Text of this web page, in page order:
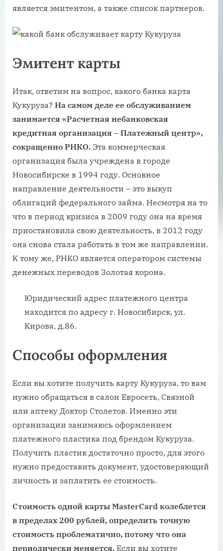
является эмитентом, а также список партнеров.
Эмитент карты
Итак, ответим на вопрос, какого банка карта
Кукуруза? На самом деле ее обслуживанием
занимается «Расчетная небанковская
кредитная организация – Платежный центр»,
сокращенно РНКО. Эта коммерческая
организация была учреждена в городе
Новосибирске в 1994 году. Основное
направление деятельности – это выкуп
облигаций федерального займа. Несмотря на то
что в период кризиса в 2009 году она на время
приостановила свою деятельность, в 2012 году
она снова стала работать в том же направлении.
К тому же, РНКО является оператором системы
денежных переводов Золотая корона.
Юридический адрес платежного центра
находится по адресу г. Новосибирск, ул.
Кирова, д.86.
Способы оформления
Если вы хотите получить карту Кукуруза, то вам
нужно обращаться в салон Евросеть, Связной
или аптеку Доктор Столетов. Именно эти
организации занимаюсь оформлением
платежного пластика под брендом Кукуруза.
Получить пластик достаточно просто, для этого
нужно предоставить документ, удостоверяющий
личность и заплатить ее стоимость.
Стоимость одной карты MasterCard колеблется
в пределах 200 рублей, определить точную
стоимость проблематично, потому что она
периодически меняется. Если вы хотите